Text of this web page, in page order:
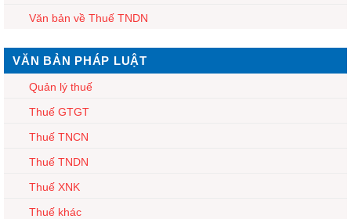
Văn bản về Thuế TNDN
VĂN BẢN PHÁP LUẬT
Quản lý thuế
Thuế GTGT
Thuế TNCN
Thuế TNDN
Thuế XNK
Thuế khác